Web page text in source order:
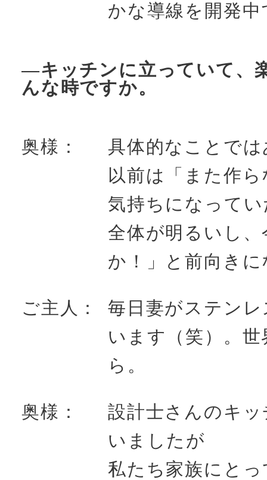
かな導線を開発中
―キッチンに立っていて、
んな時ですか。
奥様：
具体的なことで
以前は「また作
気持ちになって
全体が明るいし
か！」と前向き
ご主人：
毎日妻がステン
います（笑）。
ら。
奥様：
設計士さんのキ
いましたが
私たち家族にと